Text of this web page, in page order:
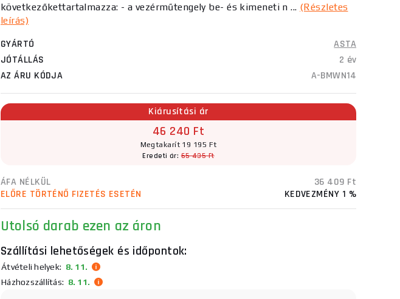
következőkettartalmazza: - a vezérműtengely be- és kimeneti n ... (Részletes
leírás)
GYÁRTÓ
ASTA
JÓTÁLLÁS
2 év
AZ ÁRU KÓDJA
A-BMWN14
Kiárusítási ár
46 240 Ft
Megtakarít 19 195 Ft
Eredeti ár:65 435 Ft
ÁFA NÉLKÜL
36 409 Ft
ELŐRE TÖRTÉNŐ FIZETÉS ESETÉN
KEDVEZMÉNY 1 %
Utolsó darab ezen az áron
Szállítási lehetőségek és időpontok:
Átvételi helyek: 8. 11.
Házhozszállítás: 8. 11.